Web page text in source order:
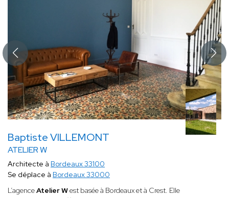
Baptiste VILLEMONT
ATELIER W
Architecte à Bordeaux 33100
Se déplace à Bordeaux 33000
L’agenceAtelier West basée à Bordeaux et à Crest. Elle